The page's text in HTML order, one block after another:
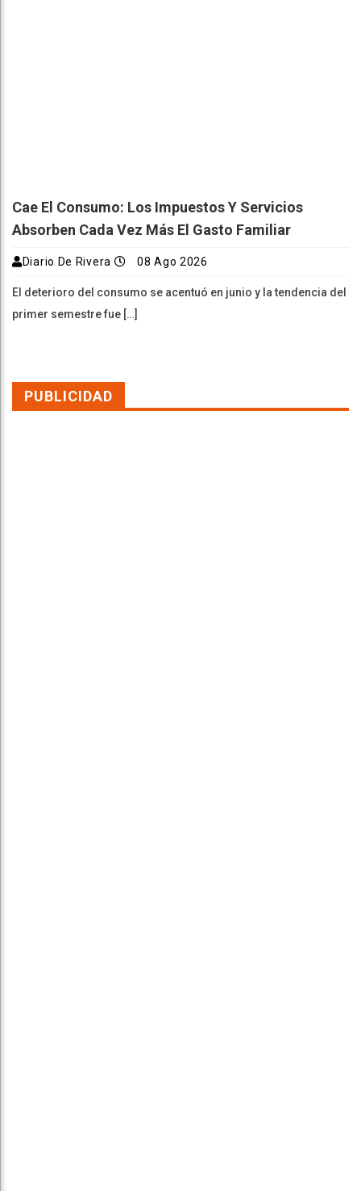
Cae El Consumo: Los Impuestos Y Servicios
Absorben Cada Vez Más El Gasto Familiar
Diario De Rivera 08 Ago 2026
El deterioro del consumo se acentuó en junio y la tendencia del
primer semestre fue […]
PUBLICIDAD